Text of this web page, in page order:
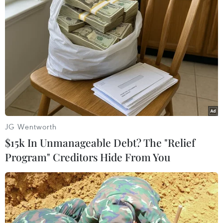
Phòng Cảnh sát Hình sự đã đồng
loạt triển khai 10 tổ công tác ở
nhiều tỉnh, thành phố trong cả
nước; tiến hành triệu tập, bắt giữ
23 đối tượng; khám xét khẩn cấp
4 cơ sở sản xuất giấy tờ giả.
(TTXVN/Vietnam+)
JG Wentworth
$15k In Unmanageable Debt? The "Relief
Program" Creditors Hide From You